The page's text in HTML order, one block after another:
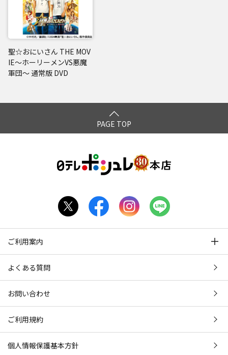
聖☆おにいさん THE MOV
IE～ホーリーメンVS悪魔
軍団～ 通常版 DVD
PAGE TOP
ご利用案内
よくある質問
お問い合わせ
ご利用規約
個人情報保護基本方針